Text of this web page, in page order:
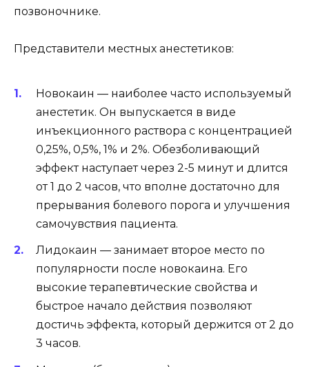
позвоночнике.
Представители местных анестетиков:
Новокаин — наиболее часто используемый
анестетик. Он выпускается в виде
инъекционного раствора с концентрацией
0,25%, 0,5%, 1% и 2%. Обезболивающий
эффект наступает через 2-5 минут и длится
от 1 до 2 часов, что вполне достаточно для
прерывания болевого порога и улучшения
самочувствия пациента.
Лидокаин — занимает второе место по
популярности после новокаина. Его
высокие терапевтические свойства и
быстрое начало действия позволяют
достичь эффекта, который держится от 2 до
3 часов.